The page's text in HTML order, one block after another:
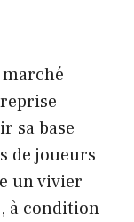
sa base
de joueurs
un vivier
à condition